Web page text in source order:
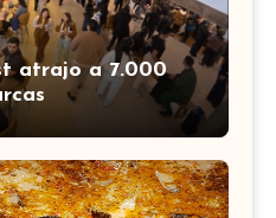
atrajo a 7.000